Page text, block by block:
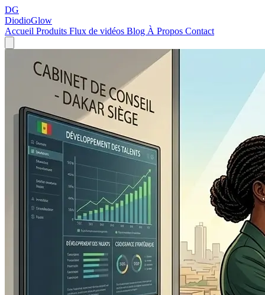
DG
DiodioGlow
Accueil Produits Flux de vidéos Blog À Propos Contact